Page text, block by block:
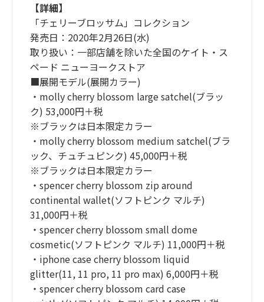
【詳細】
「チェリーブロッサム」コレクション
発売日：2020年2月26日(水)
取り扱い：一部店舗を除いた全国のケイト・ス
ペード ニューヨークストア
■展開モデル(展開カラー)
・molly cherry blossom large satchel(ブラッ
ク) 53,000円＋税
※ブラックは日本限定カラー
・molly cherry blossom medium satchel(ブラ
ック、チュチュピンク) 45,000円＋税
※ブラックは日本限定カラー
・spencer cherry blossom zip around
continental wallet(ソフトピンク マルチ)
31,000円＋税
・spencer cherry blossom small dome
cosmetic(ソフトピンク マルチ) 11,000円＋税
・iphone case cherry blossom liquid
glitter(11, 11 pro, 11 pro max) 6,000円＋税
・spencer cherry blossom card case